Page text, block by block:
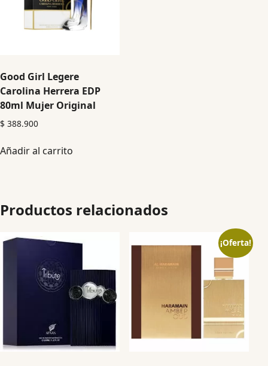
Good Girl Legere
Carolina Herrera EDP
80ml Mujer Original
$ 388.900
Añadir al carrito
Productos relacionados
¡Oferta!